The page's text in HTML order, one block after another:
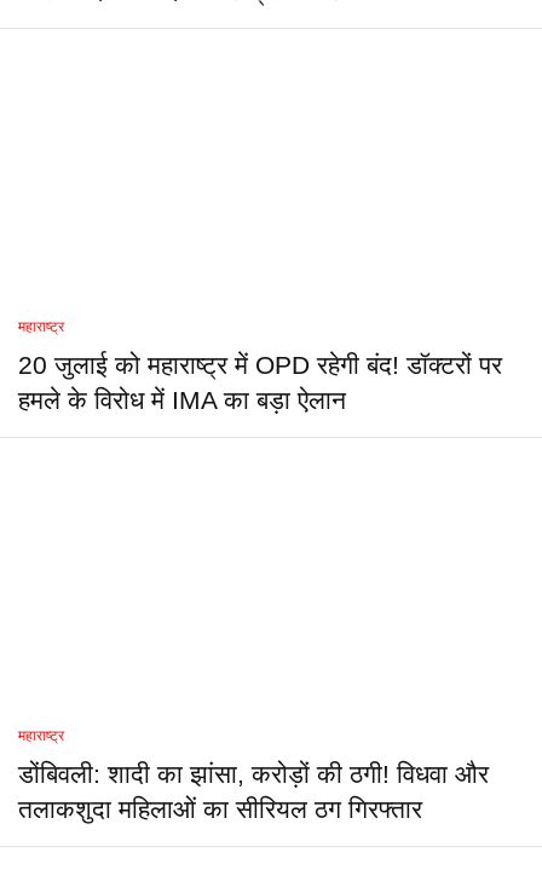
महाराष्ट्र
20 जुलाई को महाराष्ट्र में OPD रहेगी बंद! डॉक्टरों पर
हमले के विरोध में IMA का बड़ा ऐलान
महाराष्ट्र
डोंबिवली: शादी का झांसा, करोड़ों की ठगी! विधवा और
तलाकशुदा महिलाओं का सीरियल ठग गिरफ्तार